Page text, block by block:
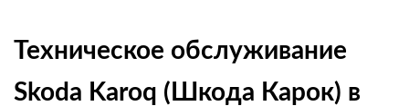
Техническое обслуживание
Skoda Karoq (Шкода Карок) в